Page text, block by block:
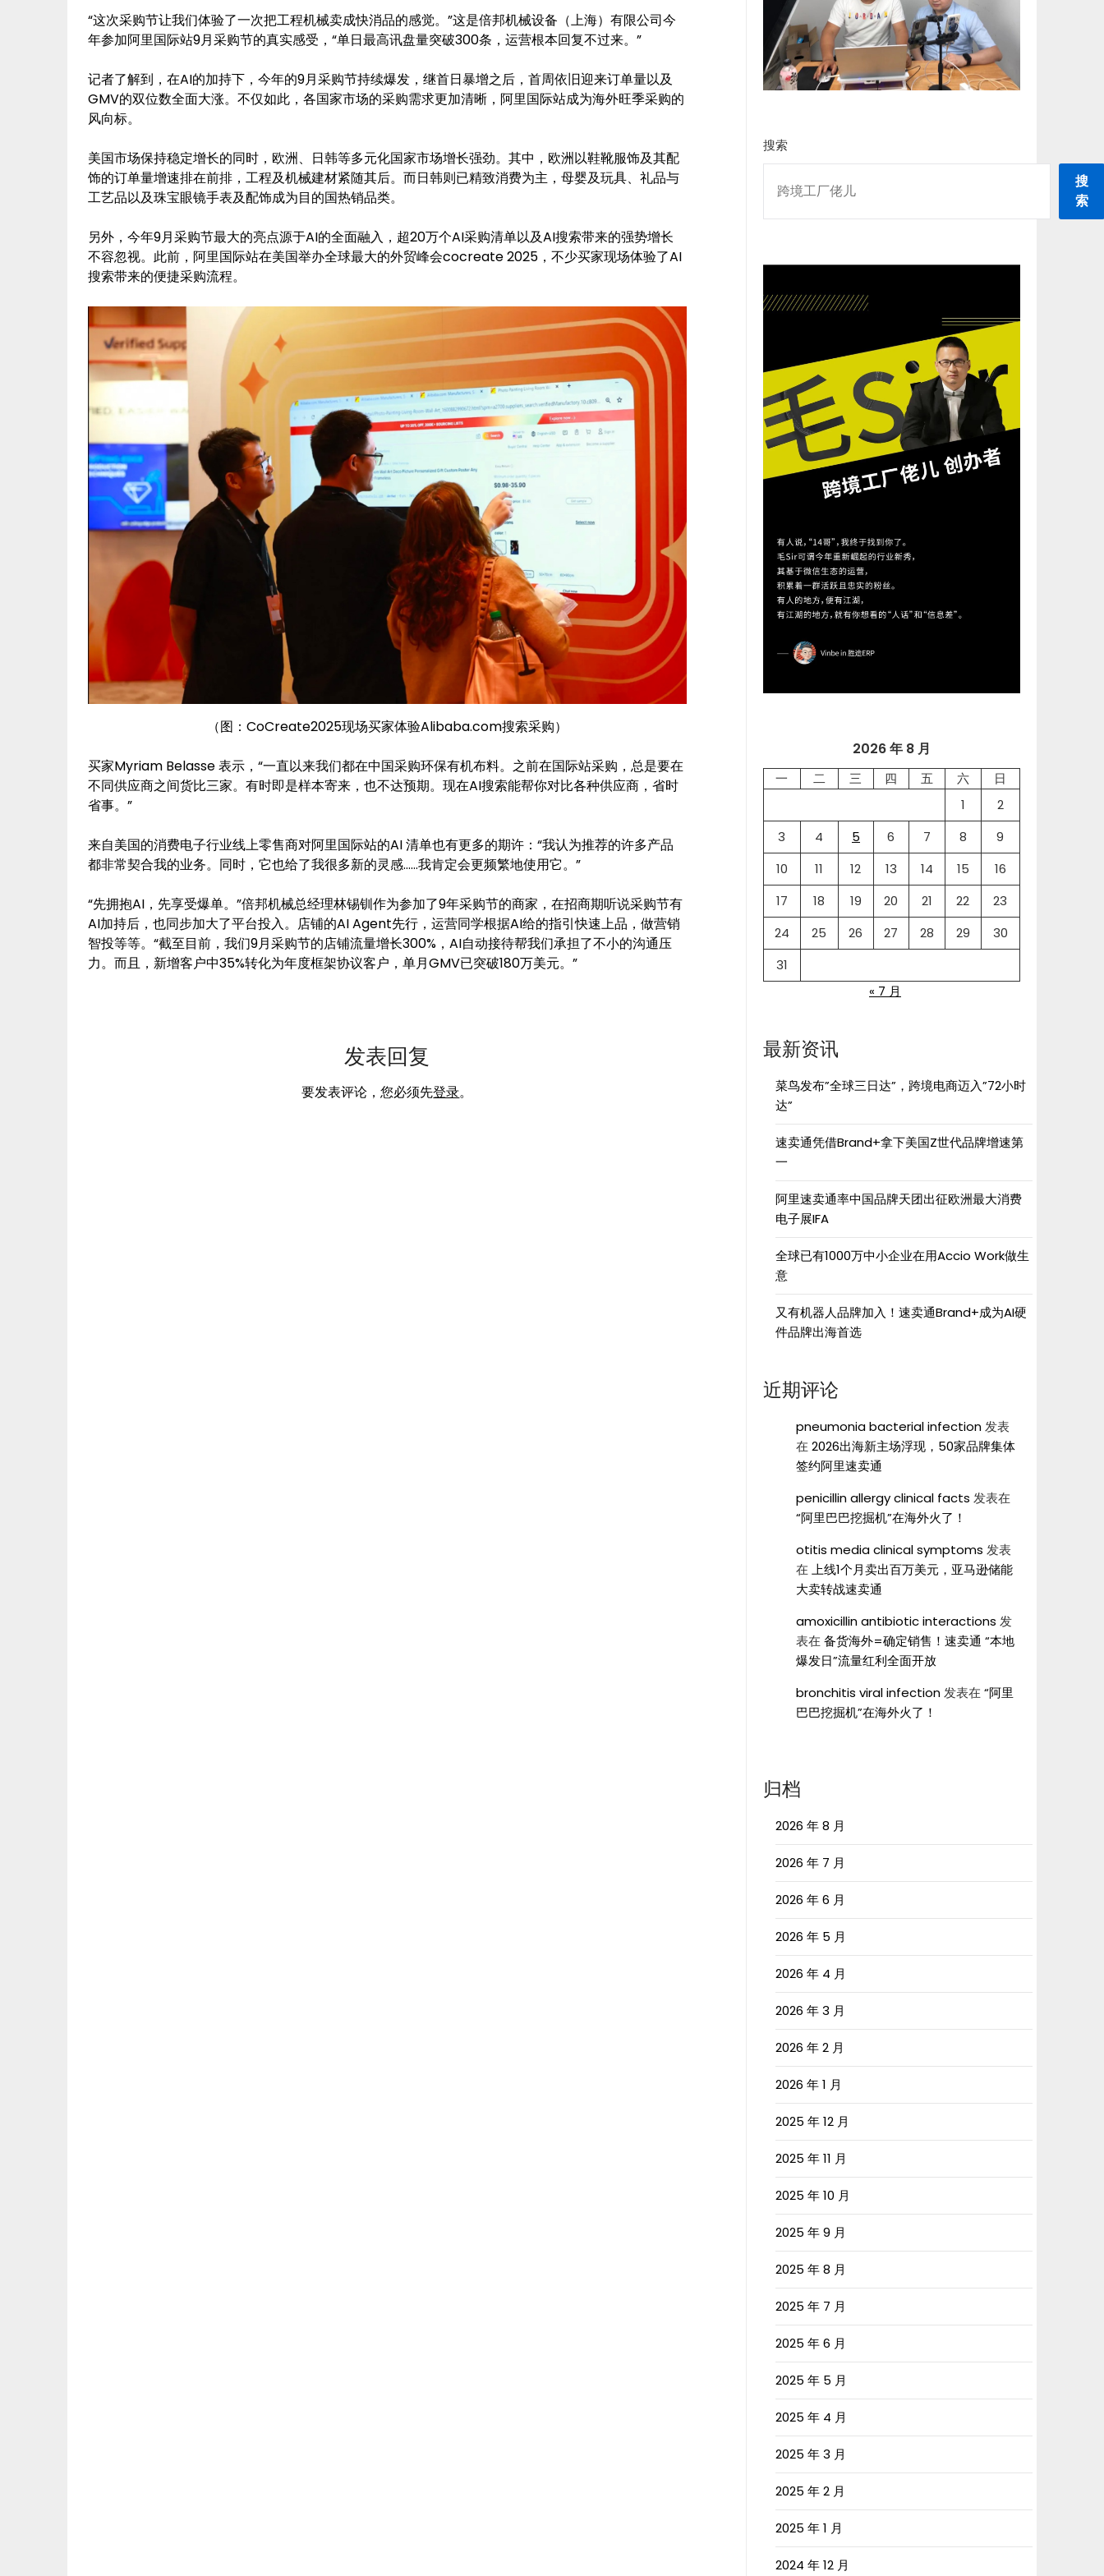
“这次采购节让我们体验了一次把工程机械卖成快消品的感觉。”这是倍邦机械设备（上海）有限公司今
年参加阿里国际站9月采购节的真实感受，“单日最高讯盘量突破300条，运营根本回复不过来。”
记者了解到，在AI的加持下，今年的9月采购节持续爆发，继首日暴增之后，首周依旧迎来订单量以及
GMV的双位数全面大涨。不仅如此，各国家市场的采购需求更加清晰，阿里国际站成为海外旺季采购的
风向标。
美国市场保持稳定增长的同时，欧洲、日韩等多元化国家市场增长强劲。其中，欧洲以鞋靴服饰及其配
饰的订单量增速排在前排，工程及机械建材紧随其后。而日韩则已精致消费为主，母婴及玩具、礼品与
工艺品以及珠宝眼镜手表及配饰成为目的国热销品类。
另外，今年9月采购节最大的亮点源于AI的全面融入，超20万个AI采购清单以及AI搜索带来的强势增长
不容忽视。此前，阿里国际站在美国举办全球最大的外贸峰会cocreate 2025，不少买家现场体验了AI
搜索带来的便捷采购流程。
（图：CoCreate2025现场买家体验Alibaba.com搜索采购）
买家Myriam Belasse 表示，“一直以来我们都在中国采购环保有机布料。之前在国际站采购，总是要在
不同供应商之间货比三家。有时即是样本寄来，也不达预期。现在AI搜索能帮你对比各种供应商，省时
省事。”
来自美国的消费电子行业线上零售商对阿里国际站的AI 清单也有更多的期许：“我认为推荐的许多产品
都非常契合我的业务。同时，它也给了我很多新的灵感……我肯定会更频繁地使用它。”
“先拥抱AI，先享受爆单。”倍邦机械总经理林锡钏作为参加了9年采购节的商家，在招商期听说采购节有
AI加持后，也同步加大了平台投入。店铺的AI Agent先行，运营同学根据AI给的指引快速上品，做营销
智投等等。“截至目前，我们9月采购节的店铺流量增长300%，AI自动接待帮我们承担了不小的沟通压
力。而且，新增客户中35%转化为年度框架协议客户，单月GMV已突破180万美元。”
发表回复
要发表评论，您必须先登录。
搜索
搜
索
2026 年 8 月
一 二 三 四 五 六
日
1
2
3
4 5 6 7 8
9
10
11 12 13 14 15
16
17
18 19 20 21 22
23
24
25 26 27 28 29
30
31
« 7 月
最新资讯
菜鸟发布”全球三日达”，跨境电商迈入”72小时
达”
速卖通凭借Brand+拿下美国Z世代品牌增速第
一
阿里速卖通率中国品牌天团出征欧洲最大消费
电子展IFA
全球已有1000万中小企业在用Accio Work做生
意
又有机器人品牌加入！速卖通Brand+成为AI硬
件品牌出海首选
近期评论
pneumonia bacterial infection发表
在2026出海新主场浮现，50家品牌集体
签约阿里速卖通
penicillin allergy clinical facts 发表在
“阿里巴巴挖掘机”在海外火了！
otitis media clinical symptoms 发表
在上线1个月卖出百万美元，亚马逊储能
大卖转战速卖通
amoxicillin antibiotic interactions 发
表在备货海外=确定销售！速卖通 “本地
爆发日”流量红利全面开放
bronchitis viral infection发表在“阿里
巴巴挖掘机”在海外火了！
归档
2026 年 8 月
2026 年 7 月
2026 年 6 月
2026 年 5 月
2026 年 4 月
2026 年 3 月
2026 年 2 月
2026 年 1 月
2025 年 12 月
2025 年 11 月
2025 年 10 月
2025 年 9 月
2025 年 8 月
2025 年 7 月
2025 年 6 月
2025 年 5 月
2025 年 4 月
2025 年 3 月
2025 年 2 月
2025 年 1 月
2024 年 12 月